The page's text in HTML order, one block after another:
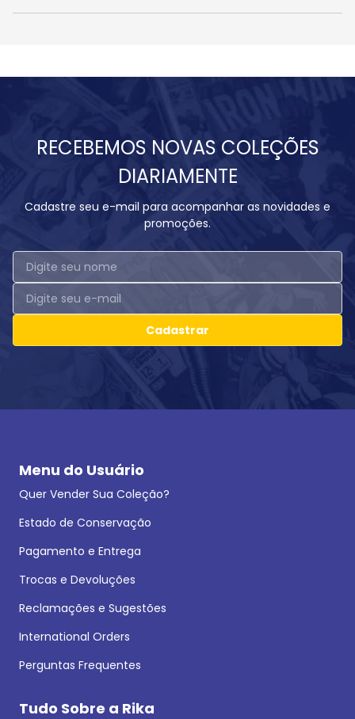
RECEBEMOS NOVAS COLEÇÕES
DIARIAMENTE
Cadastre seu e-mail para acompanhar as novidades e
promoções.
Cadastrar
Menu do Usuário
Quer Vender Sua Coleção?
Estado de Conservação
Pagamento e Entrega
Trocas e Devoluções
Reclamações e Sugestões
International Orders
Perguntas Frequentes
Tudo Sobre a Rika